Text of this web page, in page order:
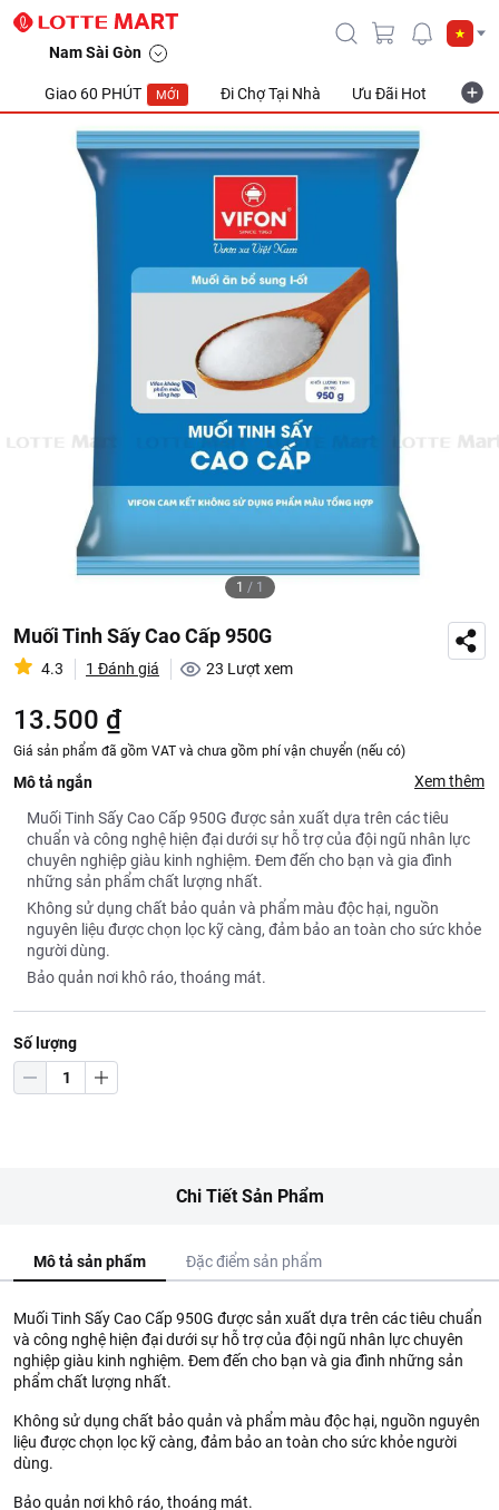
Nam Sài Gòn
Giao 60 PHÚT MỚI Đi Chợ Tại Nhà Ưu Đãi Hot
1 / 1
Muối Tinh Sấy Cao Cấp 950G
4.3 1 Đánh giá 23 Lượt xem
13.500 ₫
Giá sản phẩm đã gồm VAT và chưa gồm phí vận chuyển (nếu có)
Mô tả ngắn Xem thêm
Muối Tinh Sấy Cao Cấp 950G được sản xuất dựa trên các tiêu
chuẩn và công nghệ hiện đại dưới sự hỗ trợ của đội ngũ nhân lực
chuyên nghiệp giàu kinh nghiệm. Đem đến cho bạn và gia đình
những sản phẩm chất lượng nhất.
Không sử dụng chất bảo quản và phẩm màu độc hại, nguồn
nguyên liệu được chọn lọc kỹ càng, đảm bảo an toàn cho sức khỏe
người dùng.
Bảo quản nơi khô ráo, thoáng mát.
Số lượng
Chi Tiết Sản Phẩm
Mô tả sản phẩm Đặc điểm sản phẩm
Muối Tinh Sấy Cao Cấp 950G được sản xuất dựa trên các tiêu chuẩn
và công nghệ hiện đại dưới sự hỗ trợ của đội ngũ nhân lực chuyên
nghiệp giàu kinh nghiệm. Đem đến cho bạn và gia đình những sản
phẩm chất lượng nhất.
Không sử dụng chất bảo quản và phẩm màu độc hại, nguồn nguyên
liệu được chọn lọc kỹ càng, đảm bảo an toàn cho sức khỏe người
dùng.
Bảo quản nơi khô ráo, thoáng mát.
Muối Tinh Sấy Cao Cấp 950G